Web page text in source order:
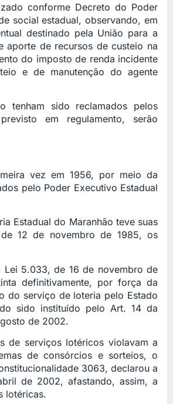
conforme Decreto do Poder
social estadual, observando, em
destinado pela União para a
aporte de recursos de custeio na
do imposto de renda incidente
e de manutenção do agente
tenham sido reclamados pelos
em regulamento, serão
vez em 1956, por meio da
pelo Poder Executivo Estadual
Estadual do Maranhão teve suas
12 de novembro de 1985, os
5.033, de 16 de novembro de
definitivamente, por força da
do serviço de loteria pelo Estado
sido instituído pelo Art. 14 da
de 2002.
de serviços lotéricos violavam a
de consórcios e sorteios, o
3063, declarou a
de 2002, afastando, assim, a
lotéricas.